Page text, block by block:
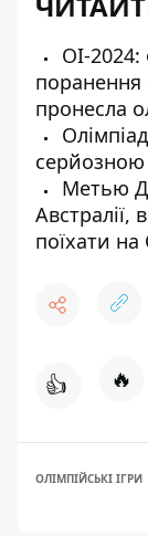
ОІ-
поранення
пронесла
серйозною
Метью
Австралії,
поїхати на
👍 🔥
ОЛІМПІЙСЬКІ ІГРИ